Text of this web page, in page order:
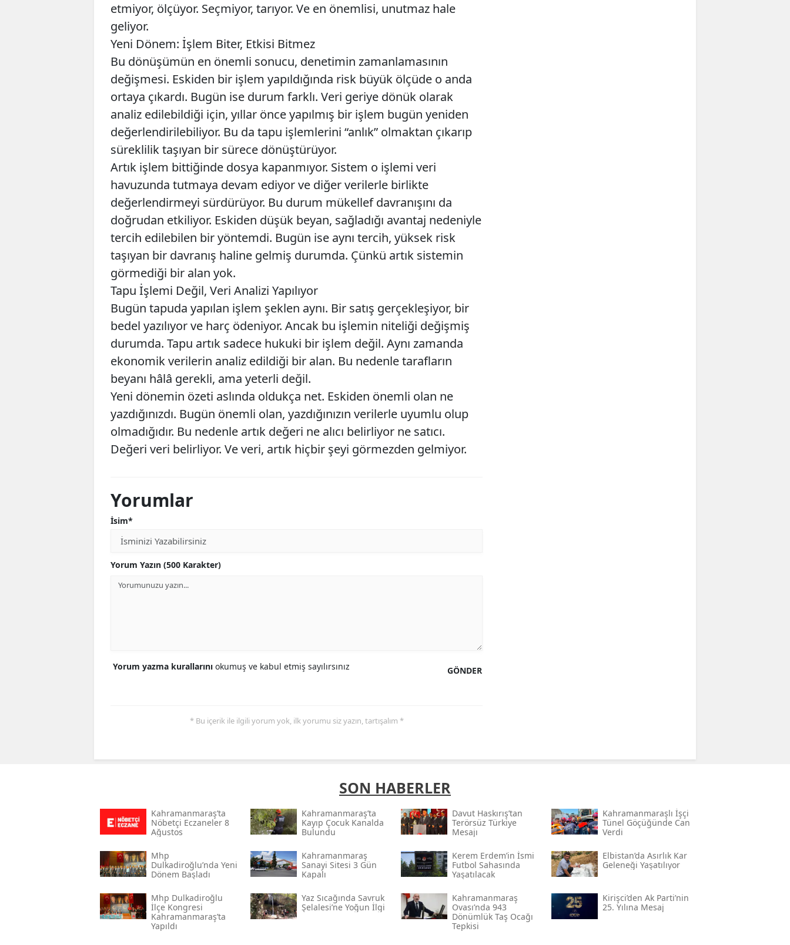
etmiyor, ölçüyor. Seçmiyor, tarıyor. Ve en önemlisi, unutmaz hale
geliyor.
Yeni Dönem: İşlem Biter, Etkisi Bitmez
Bu dönüşümün en önemli sonucu, denetimin zamanlamasının
değişmesi. Eskiden bir işlem yapıldığında risk büyük ölçüde o anda
ortaya çıkardı. Bugün ise durum farklı. Veri geriye dönük olarak
analiz edilebildiği için, yıllar önce yapılmış bir işlem bugün yeniden
değerlendirilebiliyor. Bu da tapu işlemlerini “anlık” olmaktan çıkarıp
süreklilik taşıyan bir sürece dönüştürüyor.
Artık işlem bittiğinde dosya kapanmıyor. Sistem o işlemi veri
havuzunda tutmaya devam ediyor ve diğer verilerle birlikte
değerlendirmeyi sürdürüyor. Bu durum mükellef davranışını da
doğrudan etkiliyor. Eskiden düşük beyan, sağladığı avantaj nedeniyle
tercih edilebilen bir yöntemdi. Bugün ise aynı tercih, yüksek risk
taşıyan bir davranış haline gelmiş durumda. Çünkü artık sistemin
görmediği bir alan yok.
Tapu İşlemi Değil, Veri Analizi Yapılıyor
Bugün tapuda yapılan işlem şeklen aynı. Bir satış gerçekleşiyor, bir
bedel yazılıyor ve harç ödeniyor. Ancak bu işlemin niteliği değişmiş
durumda. Tapu artık sadece hukuki bir işlem değil. Aynı zamanda
ekonomik verilerin analiz edildiği bir alan. Bu nedenle tarafların
beyanı hâlâ gerekli, ama yeterli değil.
Yeni dönemin özeti aslında oldukça net. Eskiden önemli olan ne
yazdığınızdı. Bugün önemli olan, yazdığınızın verilerle uyumlu olup
olmadığıdır. Bu nedenle artık değeri ne alıcı belirliyor ne satıcı.
Değeri veri belirliyor. Ve veri, artık hiçbir şeyi görmezden gelmiyor.
Yorumlar
İsim*
Yorum Yazın (500 Karakter)
GÖNDER
Yorum yazma kurallarını okumuş ve kabul etmiş sayılırsınız
* Bu içerik ile ilgili yorum yok, ilk yorumu siz yazın, tartışalım *
SON HABERLER
Kahramanmaraş’ta
Nöbetçi Eczaneler 8
Ağustos
Kahramanmaraş’ta
Kayıp Çocuk Kanalda
Bulundu
Davut Haskırış’tan
Terörsüz Türkiye
Mesajı
Kahramanmaraşlı İşçi
Tünel Göçüğünde Can
Verdi
Mhp
Dulkadiroğlu’nda Yeni
Dönem Başladı
Kahramanmaraş
Sanayi Sitesi 3 Gün
Kapalı
Kerem Erdem’in İsmi
Futbol Sahasında
Yaşatılacak
Elbistan’da Asırlık Kar
Geleneği Yaşatılıyor
Mhp Dulkadiroğlu
İlçe Kongresi
Kahramanmaraş’ta
Yapıldı
Yaz Sıcağında Savruk
Şelalesi’ne Yoğun İlgi
Kahramanmaraş
Ovası’nda 943
Dönümlük Taş Ocağı
Tepkisi
Kirişci’den Ak Parti’nin
25. Yılına Mesaj